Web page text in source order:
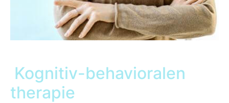
Kognitiv-behavioralen
therapie